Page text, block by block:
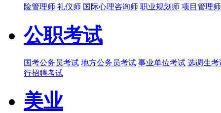
险管理师 礼仪师 国际心理咨询师 职业规划师 项目管理师
公职考试
国考公务员考试 地方公务员考试 事业单位考试 选调生考
行招聘考试
美业